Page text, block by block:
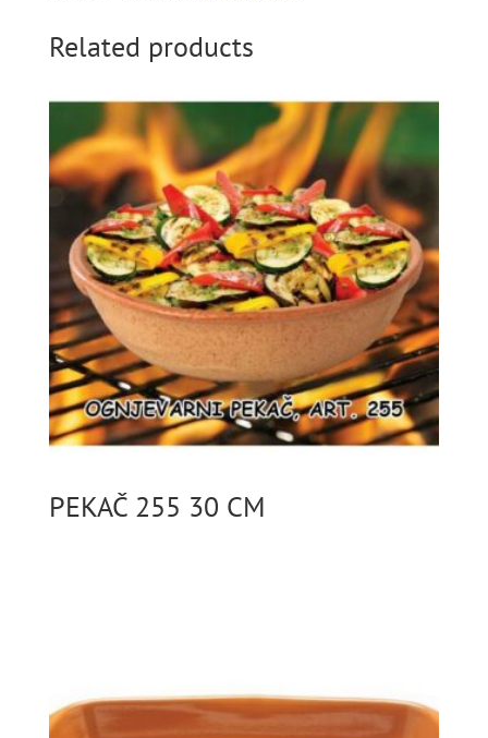
Related products
PEKAČ 255 30 CM